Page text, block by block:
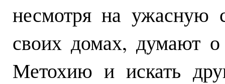
несмотря на ужасную
своих домах, думают
Метохию и искать